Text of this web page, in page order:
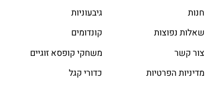
חנות
שאלות נפוצות
צור קשר
מדיניות הפרטיות
גיבעוניות
קונדומים
משחקי קופסא זוגיים
כדורי קגל